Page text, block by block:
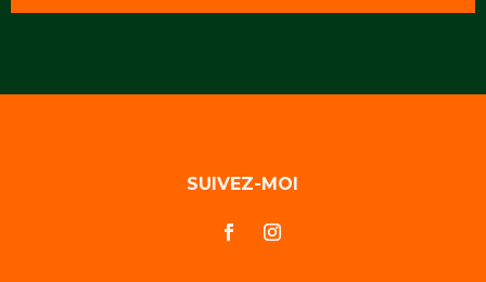
SUIVEZ-MOI